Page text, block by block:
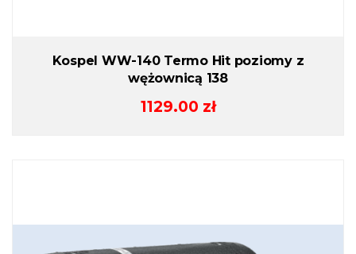
Kospel WW-140 Termo Hit poziomy z
wężownicą 138
1129.00 zł